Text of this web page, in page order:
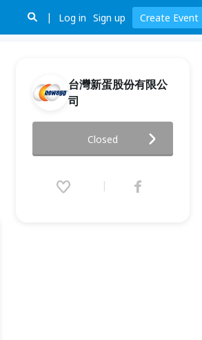
Log in Sign up Create Event
台灣新蛋股份有限公
司
裝 X 電競模擬器改裝 ｜跨國聯
手，神級對決｜觀賽報名
2026.06.05 (Fri) 10:00 - 13:00
Closed